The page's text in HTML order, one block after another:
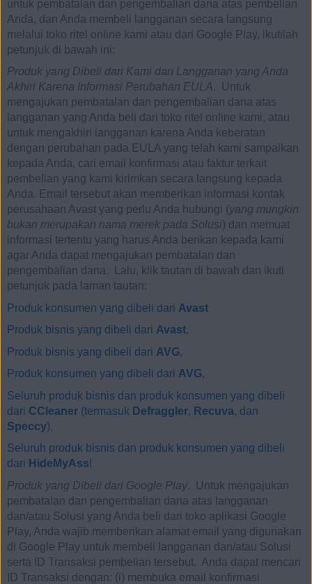
untuk pembatalan dan pengembalian dana atas pembelian
Anda, dan Anda membeli langganan secara langsung
melalui toko ritel online kami atau dari Google Play, ikutilah
petunjuk di bawah ini:
Produk yang Dibeli dari Kami dan Langganan yang Anda
Akhiri Karena Informasi Perubahan EULA. Untuk
mengajukan pembatalan dan pengembalian dana atas
langganan yang Anda beli dari toko ritel online kami, atau
untuk mengakhiri langganan karena Anda keberatan
dengan perubahan pada EULA yang telah kami sampaikan
kepada Anda, cari email konfirmasi atau faktur terkait
pembelian yang kami kirimkan secara langsung kepada
Anda. Email tersebut akan memberikan informasi kontak
perusahaan Avast yang perlu Anda hubungi (yang mungkin
bukan merupakan nama merek pada Solusi) dan memuat
informasi tertentu yang harus Anda berikan kepada kami
agar Anda dapat mengajukan pembatalan dan
pengembalian dana. Lalu, klik tautan di bawah dan ikuti
petunjuk pada laman tautan:
Produk konsumen yang dibeli dari Avast
Produk bisnis yang dibeli dari Avast,
Produk bisnis yang dibeli dari AVG,
Produk konsumen yang dibeli dari AVG,
Seluruh produk bisnis dan produk konsumen yang dibeli
dari CCleaner (termasuk Defraggler, Recuva, dan
Speccy),
Seluruh produk bisnis dan produk konsumen yang dibeli
dari HideMyAss!
Produk yang Dibeli dari Google Play. Untuk mengajukan
pembatalan dan pengembalian dana atas langganan
dan/atau Solusi yang Anda beli dari toko aplikasi Google
Play, Anda wajib memberikan alamat email yang digunakan
di Google Play untuk membeli langganan dan/atau Solusi
serta ID Transaksi pembelian tersebut. Anda dapat mencari
ID Transaksi dengan: (i) membuka email konfirmasi